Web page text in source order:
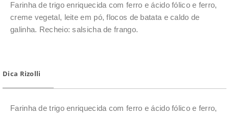
Farinha de trigo enriquecida com ferro e ácido fólico e ferro,
creme vegetal, leite em pó, flocos de batata e caldo de
galinha. Recheio: salsicha de frango.
Dica Rizolli
Farinha de trigo enriquecida com ferro e ácido fólico e ferro,